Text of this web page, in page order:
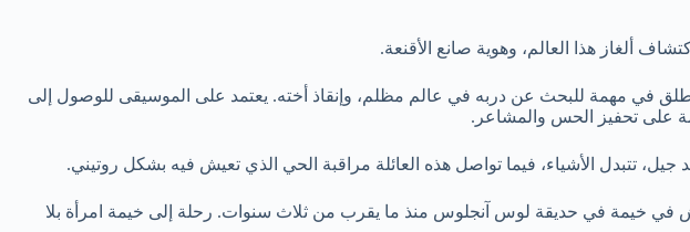
ألغاز هذا العالم، وهوية صانع الأقنعة.
ينطلق في مهمة للبحث عن دربه في عالم مظلم، وإنقاذ أخته. يعتمد على الموسيقى للوصول إلى
على تحفيز الحس والمشاعر.
جيل، تتبدل الأشياء، فيما تواصل هذه العائلة مراقبة الحي الذي تعيش فيه بشكل روتيني.
في خيمة في حديقة لوس آنجلوس منذ ما يقرب من ثلاث سنوات. رحلة إلى خيمة امرأة بلا